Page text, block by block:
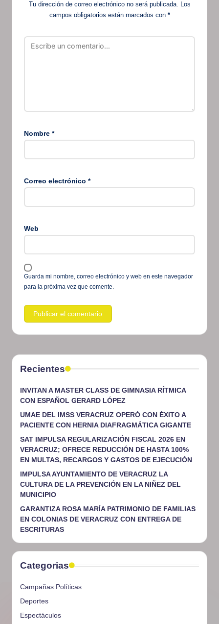
Tu dirección de correo electrónico no será publicada. Los
campos obligatorios están marcados con *
Nombre *
Correo electrónico *
Web
Guarda mi nombre, correo electrónico y web en este navegador
para la próxima vez que comente.
Recientes
INVITAN A MASTER CLASS DE GIMNASIA RÍTMICA
CON ESPAÑOL GERARD LÓPEZ
UMAE DEL IMSS VERACRUZ OPERÓ CON ÉXITO A
PACIENTE CON HERNIA DIAFRAGMÁTICA GIGANTE
SAT IMPULSA REGULARIZACIÓN FISCAL 2026 EN
VERACRUZ; OFRECE REDUCCIÓN DE HASTA 100%
EN MULTAS, RECARGOS Y GASTOS DE EJECUCIÓN
IMPULSA AYUNTAMIENTO DE VERACRUZ LA
CULTURA DE LA PREVENCIÓN EN LA NIÑEZ DEL
MUNICIPIO
GARANTIZA ROSA MARÍA PATRIMONIO DE FAMILIAS
EN COLONIAS DE VERACRUZ CON ENTREGA DE
ESCRITURAS
Categorias
Campañas Políticas
Deportes
Espectáculos